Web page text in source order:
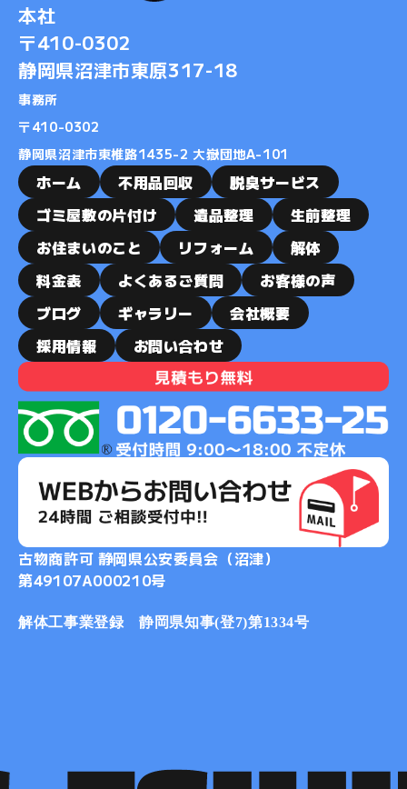
2022-01
2021-08
2021-03
2020-12
2020-09
2020-08
2020-06
2020-04
2019-11
2019-10
2019-08
2019-07
2019-02
2019-01
2018-11
2018-10
2018-08
2018-06
2018-05
2018-04
本社
〒410-0302
静岡県沼津市東原317-18
事務所
​​​​​​​〒410-0302
静岡県沼津市東椎路1435-2 大嶽団地A-101
ホーム 不用品回収
脱臭サービス
ゴミ屋敷の片付け
遺品整理
生前整理
お住まいのこと
リフォーム
解体
料金表
よくあるご質問
お客様の声
ブログ
ギャラリー
会社概要
採用情報
お問い合わせ
古物商許可 静岡県公安委員会（沼津）
第49107A000210号
解体工事業登録 静岡県知事(登7)第1334号